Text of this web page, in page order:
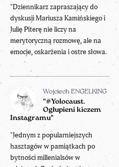
"Dziennikarz zapraszający do
dyskusji Mariusza Kamińskiego i
Julię Piterę nie liczy na
merytoryczną rozmowę, ale na
emocje, oskarżenia i ostre słowa.
Wojciech ENGELKING
"#Yolocaust.
Ogłupieni kiczem
Instagramu"
"Jednym z popularniejszych
hasztagów w pamiątkach po
bytności millenialsów w